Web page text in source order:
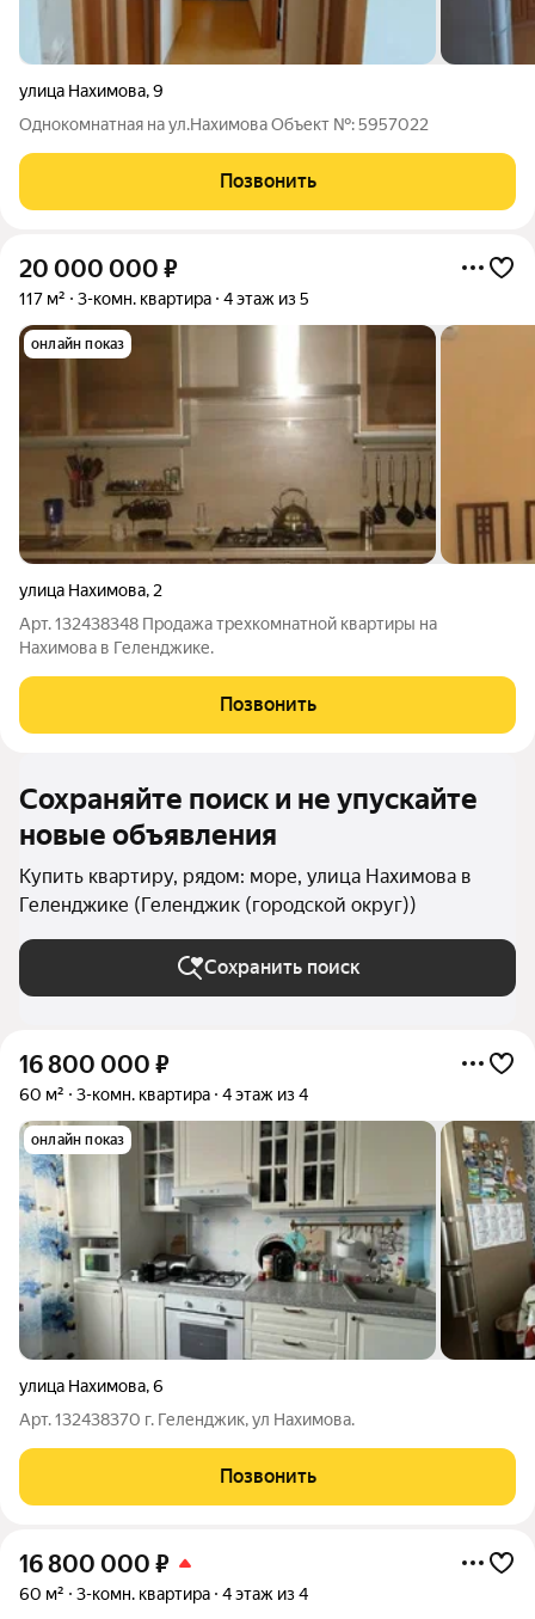
улица Нахимова,9
Однокомнатная на ул.Нахимова Oбъект №: 5957022
Позвонить
20 000 000 ₽
117 м² 3-комн. квартира 4 этаж из 5
онлайн показ
улица Нахимова, 2
Арт. 132438348 Продажа трехкомнатной квартиры на
Нахимова в Геленджике.
Позвонить
Сохраняйте поиск и не упускайте
новые объявления
Купить квартиру, рядом: море, улица Нахимова в
Геленджике (Геленджик (городской округ))
Сохранить поиск
16 800 000 ₽
60 м² 3-комн. квартира 4 этаж из 4
онлайн показ
улица Нахимова,6
Арт. 132438370 г. Геленджик, ул Нахимова.
Позвонить
16 800 000 ₽
60 м² 3-комн. квартира 4 этаж из 4